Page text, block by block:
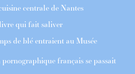
centrale de Nantes
qui fait saliver
de blé entraient au Musée
français se passait